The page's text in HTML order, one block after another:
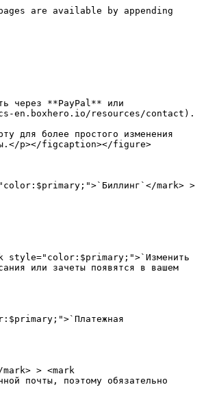
are available by appending
через **PayPal** или
en.boxhero.io/resources/contact).
для более простого изменения
p></figcaption></figure>
mark> >
style="color:$primary;">`Изменить
или зачеты появятся в вашем
> <mark
почты, поэтому обязательно